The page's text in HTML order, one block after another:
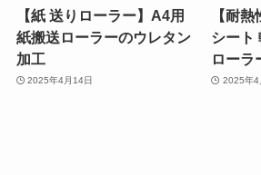
【紙 送りローラー】A4用
紙搬送ローラーのウレタン
加工
2025年4月14日
【耐
シート
ローラ
2025年4